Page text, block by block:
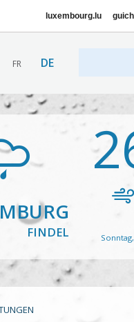
luxembourg.lu
FR DE
FINDEL